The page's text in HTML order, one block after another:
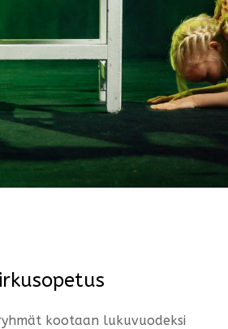
kootaan lukuvuodeksi